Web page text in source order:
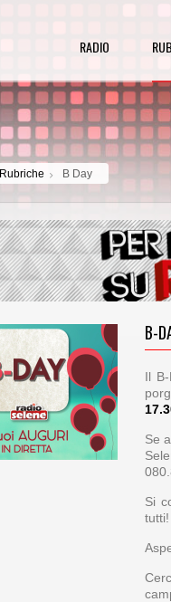
RADIO
Rubriche B Day
B-
Il
Se
Si
tutti!